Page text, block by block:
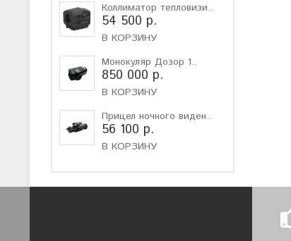
Коллиматор тепловизи..
54 500 р.
В КОРЗИНУ
Монокуляр Дозор 1..
850 000 р.
В КОРЗИНУ
Прицел ночного виден..
56 100 р.
В КОРЗИНУ